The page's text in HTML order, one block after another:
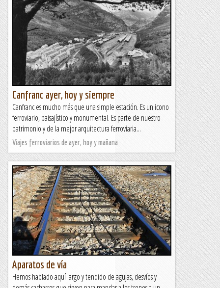
Canfranc ayer, hoy y siempre
Canfranc es mucho más que una simple estación. Es un icono
ferroviario, paisajístico y monumental. Es parte de nuestro
patrimonio y de la mejor arquitectura ferroviaria...
Viajes ferroviarios de ayer, hoy y mañana
Aparatos de vía
Hemos hablado aquí largo y tendido de agujas, desvíos y